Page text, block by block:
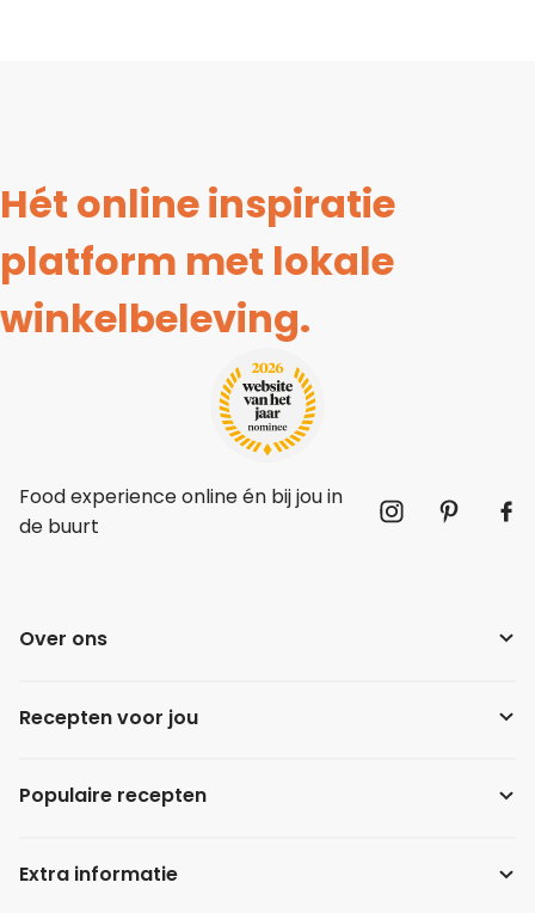
Hét online inspiratie
platform met lokale
winkelbeleving.
Food experience online én bij jou in
de buurt
Over ons
Recepten voor jou
Populaire recepten
Extra informatie